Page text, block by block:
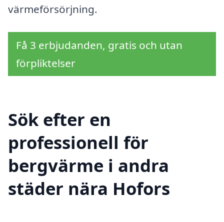
värmeförsörjning.
Få 3 erbjudanden, gratis och utan
förpliktelser
Sök efter en
professionell för
bergvärme i andra
städer nära Hofors